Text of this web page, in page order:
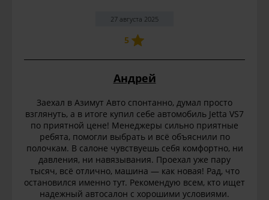
27 августа 2025
5
Андрей
Заехал в Азимут Авто спонтанно, думал просто
взглянуть, а в итоге купил себе автомобиль Jetta VS7
по приятной цене! Менеджеры сильно приятные
ребята, помогли выбрать и всё объяснили по
полочкам. В салоне чувствуешь себя комфортно, ни
давления, ни навязывания. Проехал уже пару
тысяч, всё отлично, машина — как новая! Рад, что
остановился именно тут. Рекомендую всем, кто ищет
надежный автосалон с хорошими условиями.